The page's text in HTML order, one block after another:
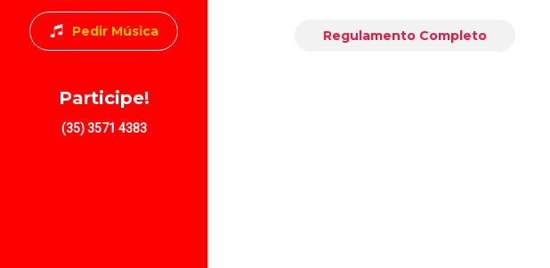
Pedir Música
Participe!
(35) 3571 4383
Regulamento Completo